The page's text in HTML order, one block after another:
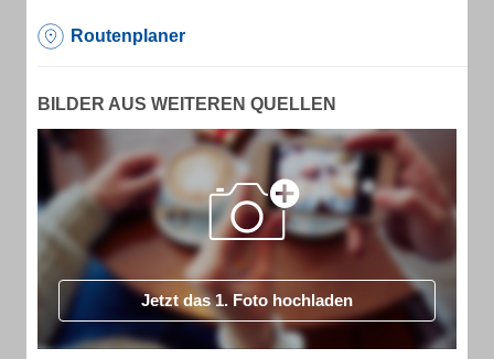
Routenplaner
BILDER AUS WEITEREN QUELLEN
Jetzt das 1. Foto hochladen